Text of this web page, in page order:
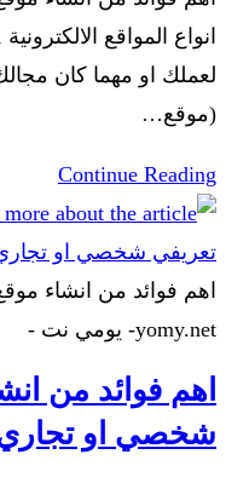
(موقع…
Continue Reading
اهم فوائد من انشاء
yomy.net- يومي نت -
اهم فوائد من
شخصي او